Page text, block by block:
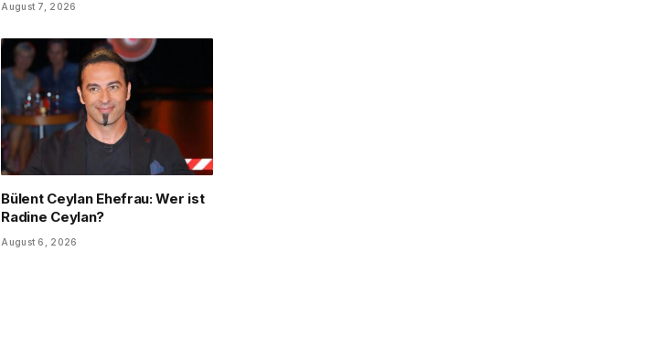
August 7, 2026
Bülent Ceylan Ehefrau: Wer ist
Radine Ceylan?
August 6, 2026